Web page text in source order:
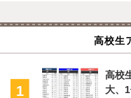
高校生
高校
大、